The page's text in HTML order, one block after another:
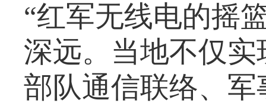
“红军无线电的摇
深远。当地不仅
部队通信联络、